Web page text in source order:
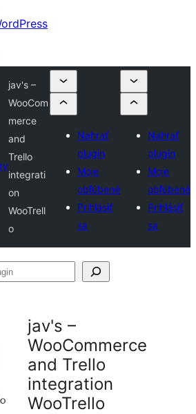
jav's –
WooCom
merce
and
Trello
integrati
on
WooTrell
o
Nahrať
plugin
Moje
obľúbené
Prihlásiť
sa
Nahrať
plugin
Moje
obľúbené
Prihlásiť
sa
jav's –
WooCommerce
and Trello
integration
WooTrello